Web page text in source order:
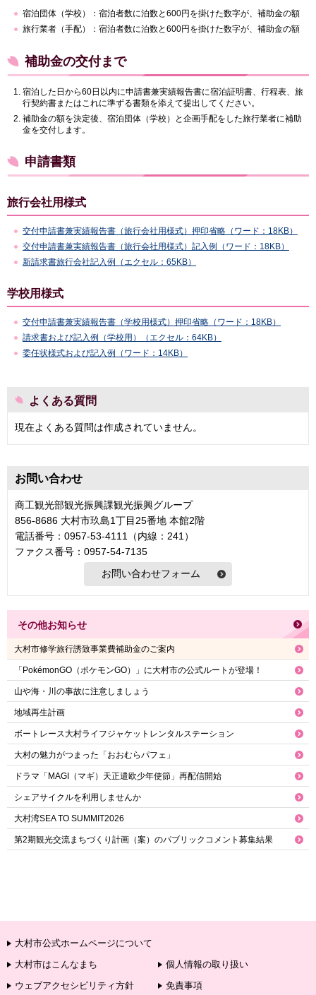
宿泊団体（学校）：宿泊者数に泊数と600円を掛けた数字が、補助金の額
旅行業者（手配）：宿泊者数に泊数と600円を掛けた数字が、補助金の額
補助金の交付まで
宿泊した日から60日以内に申請書兼実績報告書に宿泊証明書、行程表、旅
行契約書またはこれに準ずる書類を添えて提出してください。
補助金の額を決定後、宿泊団体（学校）と企画手配をした旅行業者に補助
金を交付します。
申請書類
旅行会社用様式
交付申請書兼実績報告書（旅行会社用様式）押印省略（ワード：18KB）
交付申請書兼実績報告書（旅行会社用様式）記入例（ワード：18KB）
新請求書旅行会社記入例（エクセル：65KB）
学校用様式
交付申請書兼実績報告書（学校用様式）押印省略（ワード：18KB）
請求書および記入例（学校用）（エクセル：64KB）
委任状様式および記入例（ワード：14KB）
よくある質問
現在よくある質問は作成されていません。
お問い合わせ
商工観光部観光振興課観光振興グループ
856-8686 大村市玖島1丁目25番地 本館2階
電話番号：0957-53-4111（内線：241）
ファクス番号：0957-54-7135
その他お知らせ
大村市修学旅行誘致事業費補助金のご案内
「PokémonGO（ポケモンGO）」に大村市の公式ルートが登場！
山や海・川の事故に注意しましょう
地域再生計画
ボートレース大村ライフジャケットレンタルステーション
大村の魅力がつまった「おおむらパフェ」
ドラマ「MAGI（マギ）天正遣欧少年使節」再配信開始
シェアサイクルを利用しませんか
大村湾SEA TO SUMMIT2026
第2期観光交流まちづくり計画（案）のパブリックコメント募集結果
大村市公式ホームページについて
大村市はこんなまち
個人情報の取り扱い
ウェブアクセシビリティ方針
免責事項